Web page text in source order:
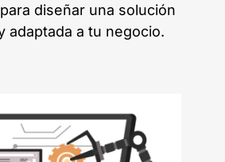
diseñar una solución
adaptada a tu negocio.